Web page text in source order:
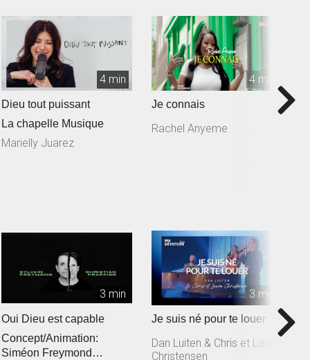
4 min
Dieu tout puissant
La chapelle Musique
Marielly Juarez
4 min
Je connais
Rachel Anyeme
3 min
Oui Dieu est capable
Concept/Animation:
Siméon Freymond
3 min
Je suis né pour te louer
Dan Luiten & Chris et Laura
Christensen